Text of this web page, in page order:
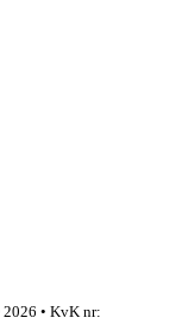
• KvK nr: